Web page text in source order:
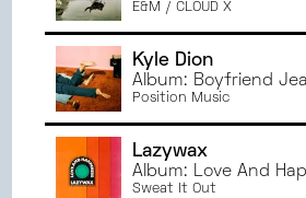
MAI2024
AVRIL
MARS
2024
FÉVRIER2024
JANVIER2024
DÉCEMBRE2023
NOVEMBRE2023
E&M / CLOUD X
Kyle Dion
Album: Boyfriend
Position Music
Lazywax
Album: Love And
Sweat It Out